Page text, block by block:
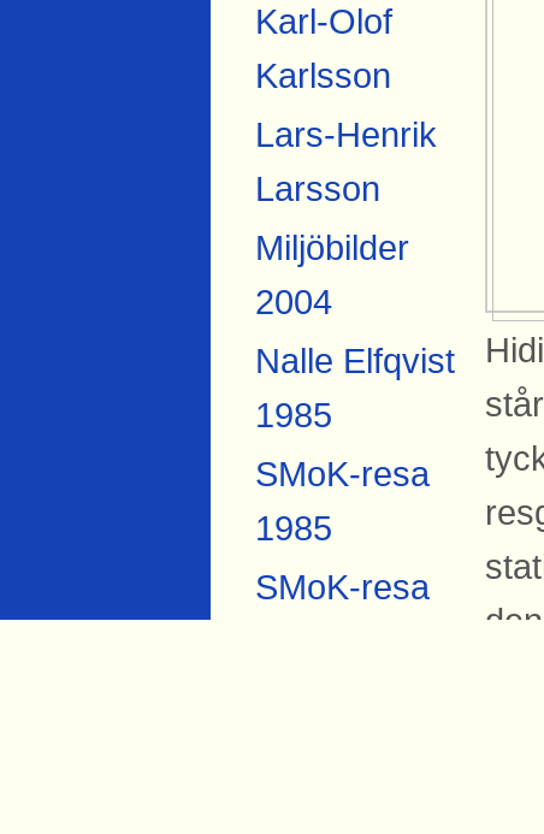
Karl-Olof
Karlsson
Lars-Henrik
Larsson
Miljöbilder
2004
Nalle Elfqvist
1985
SMoK-resa
1985
SMoK-resa